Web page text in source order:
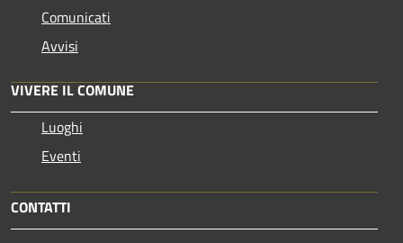
Comunicati
Avvisi
VIVERE IL COMUNE
Luoghi
Eventi
CONTATTI